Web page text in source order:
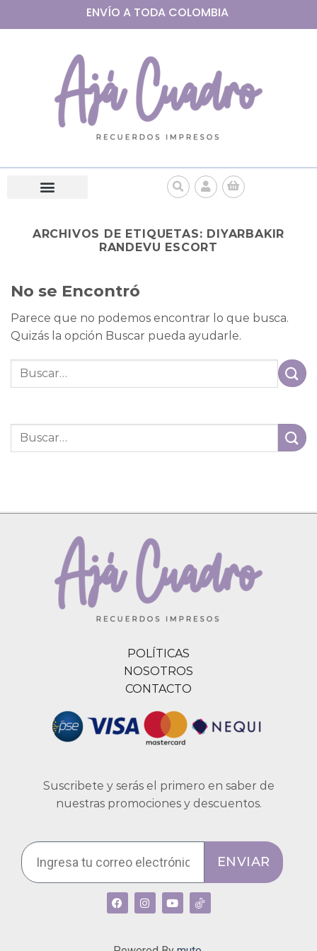
ENVÍO A TODA COLOMBIA
ARCHIVOS DE ETIQUETAS: DIYARBAKIR
RANDEVU ESCORT
No se Encontró
Parece que no podemos encontrar lo que busca.
Quizás la opción Buscar pueda ayudarle.
POLÍTICAS
NOSOTROS
CONTACTO
Suscribete y serás el primero en saber de
nuestras promociones y descuentos.
ENVIAR